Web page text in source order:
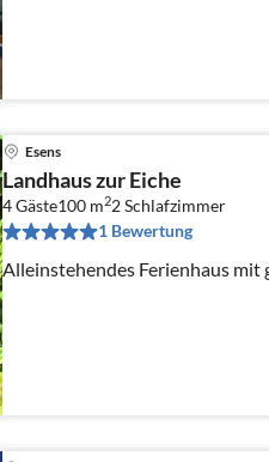
Esens
Landhaus zur Eiche
4 Gäste100 m22Schlafzimmer
1 Bewertung
Alleinstehendes Ferienhaus mit